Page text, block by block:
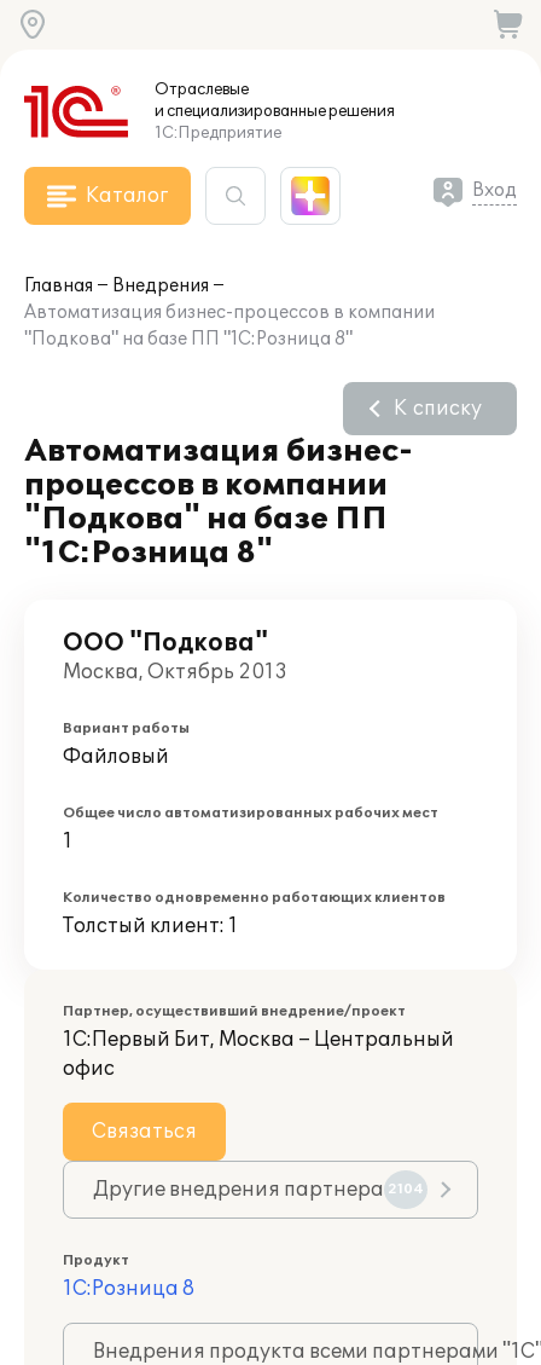
Отраслевые
и специализированныерешения
1С:Предприятие
Каталог Вход
Главная
Внедрения
Автоматизация бизнес-процессов в компании
"Подкова" на базе ПП "1С:Розница 8"
Автоматизация бизнес-
процессов в компании
"Подкова" на базе ПП
"1С:Розница 8"
К списку
ООО "Подкова"
Москва, Октябрь 2013
Вариант работы
Файловый
Общее число автоматизированных рабочих мест
1
Количество одновременно работающих клиентов
Толстый клиент: 1
Партнер, осуществивший внедрение/проект
1С:Первый Бит, Москва – Центральный
офис
Связаться
Другие внедрения партнера 2104
Продукт
1С:Розница 8
Внедрения продукта всеми партнерами